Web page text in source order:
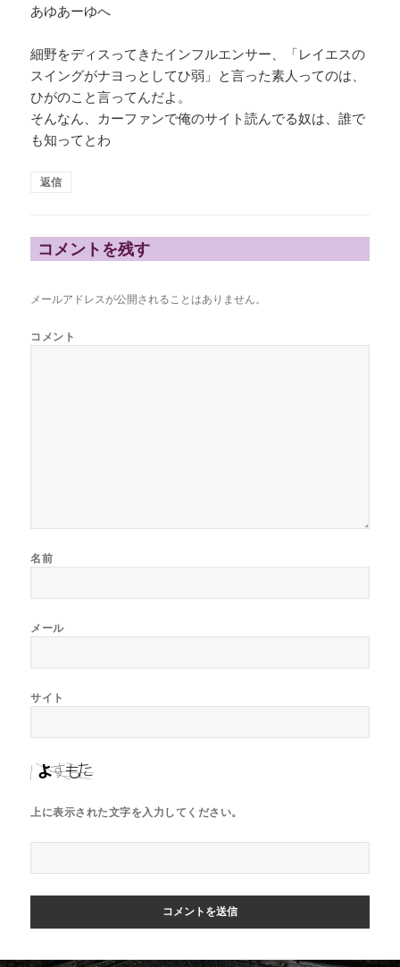
あゆあーゆへ
細野をディスってきたインフルエンサー、「レイエスの
スイングがナヨっとしてひ弱」と言った素人ってのは、
ひがのこと言ってんだよ。
そんなん、カーファンで俺のサイト読んでる奴は、誰で
も知ってとわ
返信
コメントを残す
メールアドレスが公開されることはありません。
コメント
名前
メール
サイト
上に表示された文字を入力してください。